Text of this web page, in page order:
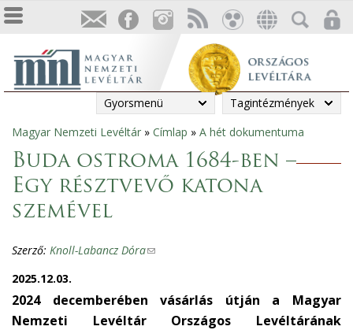
Gyorsmenü Tagintézmények
Jelenlegi
hely
Magyar Nemzeti Levéltár » Címlap » A hét dokumentuma
Buda ostroma 1684-ben –
Egy résztvevő katona
szemével
Szerző: Knoll-Labancz Dóra(
n
2025.12.03.
2024 decemberében vásárlás útján a Magyar
Nemzeti Levéltár Országos Levéltárának